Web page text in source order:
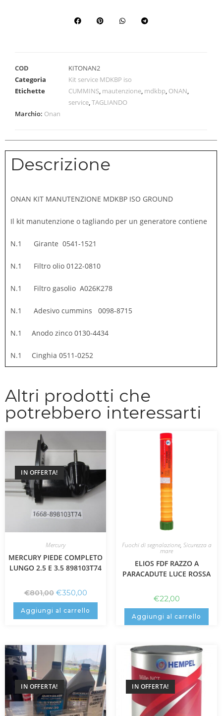
COD
KITONAN2
Categoria
Kit service MDKBP iso
Etichette
CUMMINS, mautenzione, mdkbp, ONAN,
service,TAGLIANDO
Marchio: Onan
Descrizione
ONAN KIT MANUTENZIONE MDKBP ISO GROUND
Il kit manutenzione o tagliando per un generatore contiene
N.1 Girante 0541-1521
N.1 Filtro olio 0122-0810
N.1 Filtro gasolio A026K278
N.1 Adesivo cummins 0098-8715
N.1 Anodo zinco 0130-4434
N.1 Cinghia 0511-0252
Altri prodotti che
potrebbero interessarti
IN OFFERTA!
Mercury
MERCURY PIEDE COMPLETO
LUNGO 2.5 E 3.5 898103T74
€801,00 €350,00
Aggiungi al carrello
Fuochi di segnalazione, Sicurezza a
mare
ELIOS FDF RAZZO A
PARACADUTE LUCE ROSSA
€22,00
Aggiungi al carrello
IN OFFERTA! IN OFFERTA!